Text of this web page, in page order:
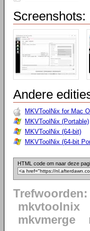
Screenshots:
Andere
MKVToolNix for Mac
MKVToolNix (Portable)
MKVToolNix (64-bit)
MKVToolNix (64-bit
HTML code om naar deze
Trefwoorden:
mkvtoolnix
mkvmerge